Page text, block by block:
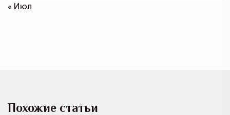
« Июл
Похожие статьи